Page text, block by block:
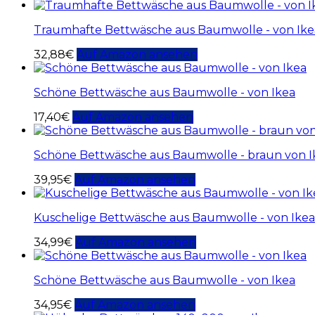
Traumhafte Bettwäsche aus Baumwolle - von
32,88€ Auf Amazon ansehen
Schöne Bettwäsche aus Baumwolle - von Ikea
17,40€ Auf Amazon ansehen
Schöne Bettwäsche aus Baumwolle - braun von
39,95€ Auf Amazon ansehen
Kuschelige Bettwäsche aus Baumwolle - von Ikea
34,99€ Auf Amazon ansehen
Schöne Bettwäsche aus Baumwolle - von Ikea
34,95€ Auf Amazon ansehen